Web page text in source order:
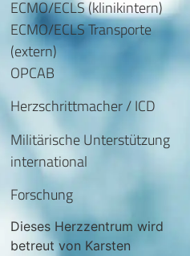
ECMO/ECLS (klinikintern)
ECMO/ECLS Transporte
(extern)
OPCAB
Herzschrittmacher / ICD
Militärische Unterstützung
international
Forschung
Dieses Herzzentrum wird
betreut von Karsten